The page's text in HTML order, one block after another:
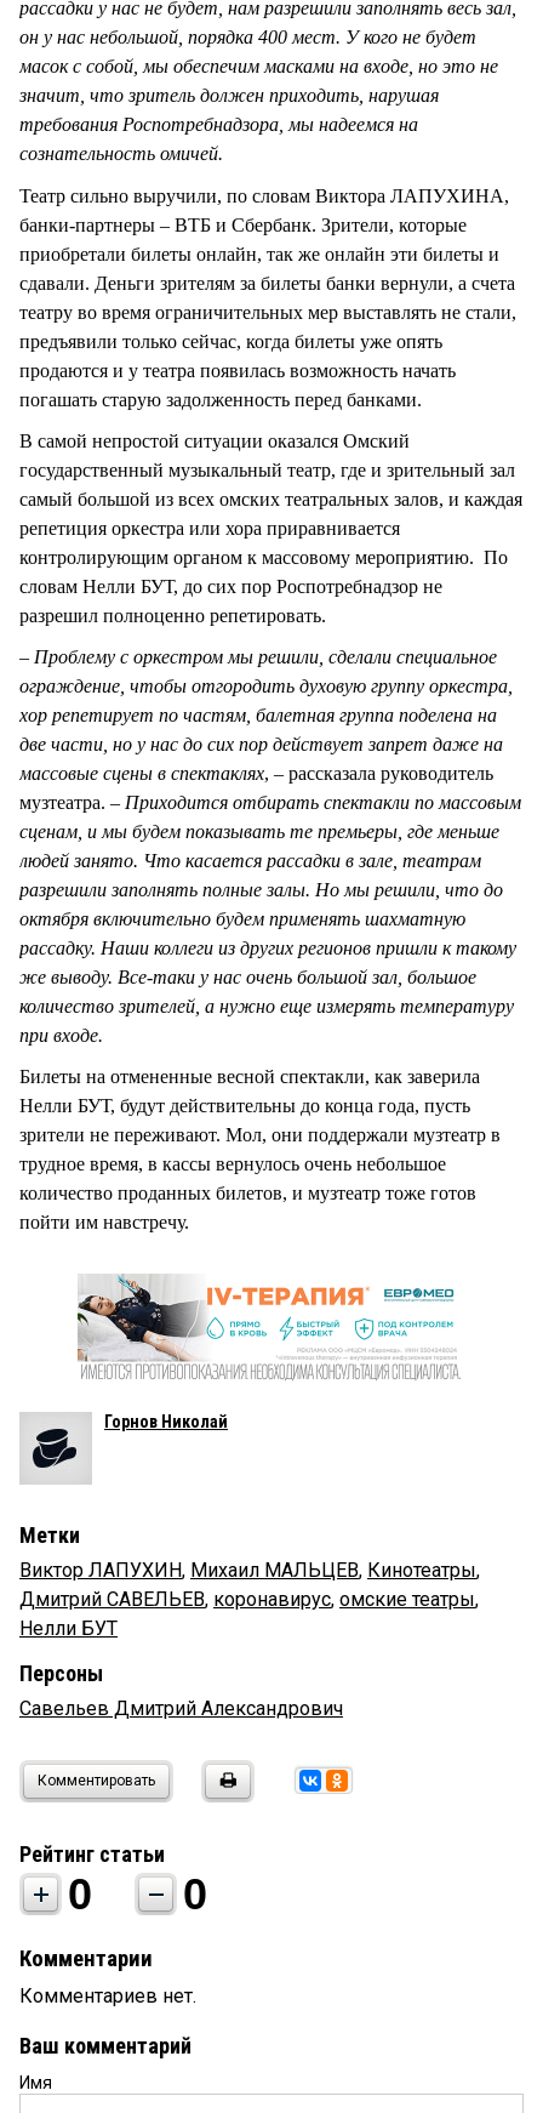
рассадки у нас не будет, нам разрешили заполнять весь зал,
он у нас небольшой, порядка 400 мест. У кого не будет
масок с собой, мы обеспечим масками на входе, но это не
значит, что зритель должен приходить, нарушая
требования Роспотребнадзора, мы надеемся на
сознательность омичей.
Театр сильно выручили, по словам Виктора ЛАПУХИНА,
банки-партнеры – ВТБ и Сбербанк. Зрители, которые
приобретали билеты онлайн, так же онлайн эти билеты и
сдавали. Деньги зрителям за билеты банки вернули, а счета
театру во время ограничительных мер выставлять не стали,
предъявили только сейчас, когда билеты уже опять
продаются и у театра появилась возможность начать
погашать старую задолженность перед банками.
В самой непростой ситуации оказался Омский
государственный музыкальный театр, где и зрительный зал
самый большой из всех омских театральных залов, и каждая
репетиция оркестра или хора приравнивается
контролирующим органом к массовому мероприятию. По
словам Нелли БУТ, до сих пор Роспотребнадзор не
разрешил полноценно репетировать.
– Проблему с оркестром мы решили, сделали специальное
ограждение, чтобы отгородить духовую группу оркестра,
хор репетирует по частям, балетная группа поделена на
две части, но у нас до сих пор действует запрет даже на
массовые сцены в спектаклях, – рассказала руководитель
музтеатра. – Приходится отбирать спектакли по массовым
сценам, и мы будем показывать те премьеры, где меньше
людей занято. Что касается рассадки в зале, театрам
разрешили заполнять полные залы. Но мы решили, что до
октября включительно будем применять шахматную
рассадку. Наши коллеги из других регионов пришли к такому
же выводу. Все-таки у нас очень большой зал, большое
количество зрителей, а нужно еще измерять температуру
при входе.
Билеты на отмененные весной спектакли, как заверила
Нелли БУТ, будут действительны до конца года, пусть
зрители не переживают. Мол, они поддержали музтеатр в
трудное время, в кассы вернулось очень небольшое
количество проданных билетов, и музтеатр тоже готов
пойти им навстречу.
Горнов Николай
Метки
Виктор ЛАПУХИН, Михаил МАЛЬЦЕВ, Кинотеатры,
Дмитрий САВЕЛЬЕВ, коронавирус, омские театры,
Нелли БУТ
Персоны
Савельев Дмитрий Александрович
Комментировать
Рейтинг статьи
0 0
Комментарии
Комментариев нет.
Ваш комментарий
Имя